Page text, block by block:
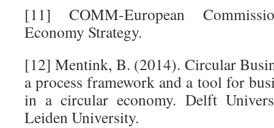
[11] COMM-European
Economy Strategy.
[12] Mentink, B. (2014). Circular
a process framework and a tool for
in a circular economy. Delft
Leiden University.